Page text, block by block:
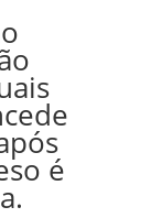
é